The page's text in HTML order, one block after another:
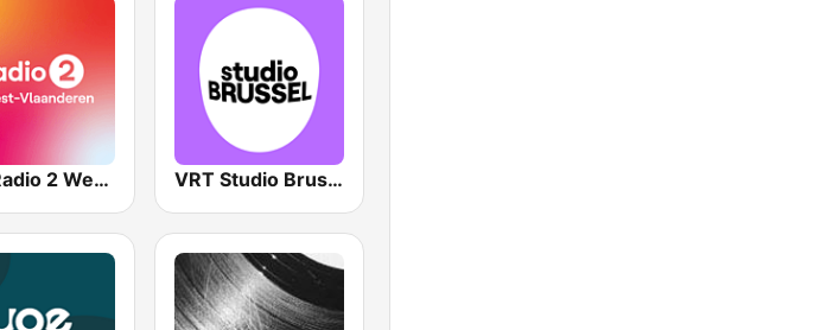
VRT Radio 2 West-Vlaanderen VRT Studio Brussel